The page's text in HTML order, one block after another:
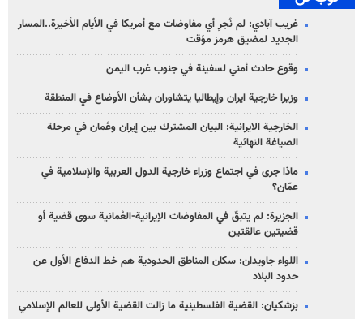
غريب آبادي: لم نُجرِ أي مفاوضات مع أمريكا في الأيام الأخيرة..المسار
الجديد لمضيق هرمز مؤقت
وقوع حادث أمني لسفينة في جنوب غرب اليمن
وزيرا خارجية ايران وإيطاليا يتشاوران بشأن الأوضاع في المنطقة
الخارجية الايرانية: البيان المشترك بين إيران وعُمان في مرحلة
الصياغة النهائية
ماذا جرى في اجتماع وزراء خارجية الدول العربية والإسلامية في
عمّان؟
الجزيرة: لم يتبقّ في المفاوضات الإيرانية-العُمانية سوى قضية أو
قضيتين عالقتين
اللواء جاويدان: سكان المناطق الحدودية هم خط الدفاع الأول عن
حدود البلاد
بزشكيان: القضية الفلسطينية ما زالت القضية الأولى للعالم الإسلامي